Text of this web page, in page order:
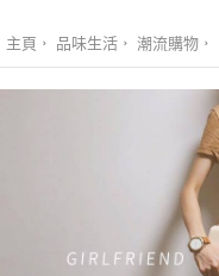
主頁 品味生活 潮流購物